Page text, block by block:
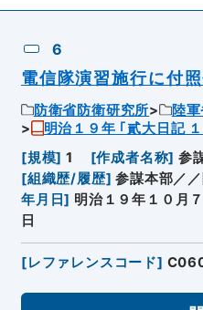
6
電信隊演習施行に付
防衛省防衛研究所 陸
明治１９年 ｢貳大日記
[規模] 1 [作成者名称] 参
[組織歴/履歴] 参謀本部／
年月日] 明治１９年１０月
日
[レファレンスコード]